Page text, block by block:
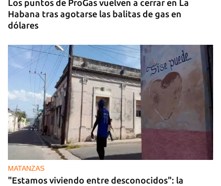
Los puntos de ProGas vuelven a cerrar en La
Habana tras agotarse las balitas de gas en
dólares
MATANZAS
"Estamos viviendo entre desconocidos": la